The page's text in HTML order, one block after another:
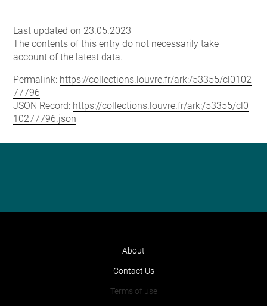
Last updated on 23.05.2023
The contents of this entry do not necessarily take
account of the latest data.
Permalink: https://collections.louvre.fr/ark:/53355/cl0102
77796
JSON Record: https://collections.louvre.fr/ark:/53355/cl0
10277796.json
About
Contact Us
Terms of use